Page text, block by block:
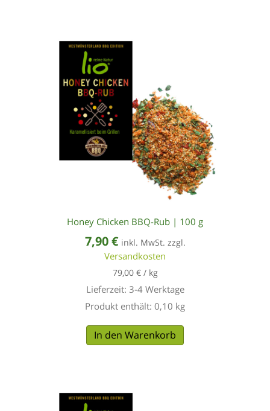
Honey Chicken BBQ-Rub | 100 g
7,90€ inkl. MwSt. zzgl.
Versandkosten
79,00 €/ kg
Lieferzeit: 3-4 Werktage
Produkt enthält: 0,10 kg
In den Warenkorb